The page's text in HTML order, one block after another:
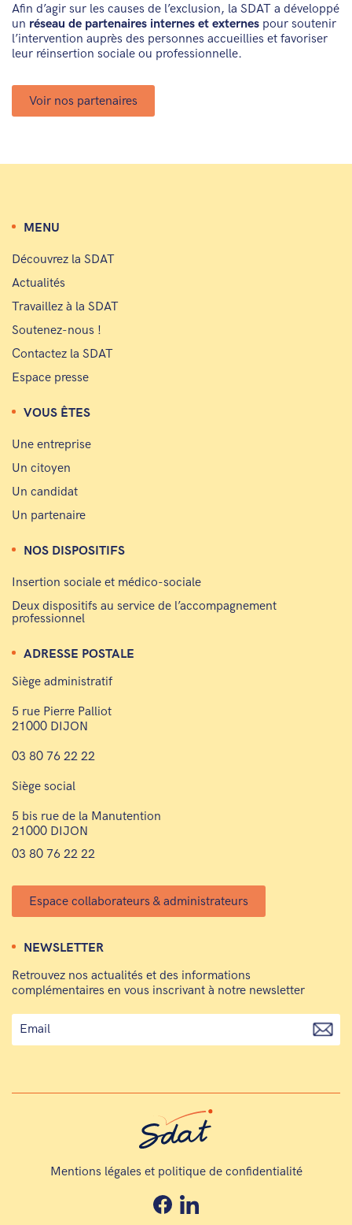
Afin d’agir sur les causes de l’exclusion, la SDAT a développé
un réseau de partenaires internes et externes pour soutenir
l’intervention auprès des personnes accueillies et favoriser
leur réinsertion sociale ou professionnelle.
Voir nos partenaires
MENU
Découvrez la SDAT
Actualités
Travaillez à la SDAT
Soutenez-nous !
Contactez la SDAT
Espace presse
VOUS ÊTES
Une entreprise
Un citoyen
Un candidat
Un partenaire
NOS DISPOSITIFS
Insertion sociale et médico-sociale
Deux dispositifs au service de l’accompagnement
professionnel
ADRESSE POSTALE
Siège administratif
5 rue Pierre Palliot
21000 DIJON
03 80 76 22 22
Siège social
5 bis rue de la Manutention
21000 DIJON
03 80 76 22 22
Espace collaborateurs & administrateurs
NEWSLETTER
Retrouvez nos actualités et des informations
complémentaires en vous inscrivant à notre newsletter
Mentions légales et politique de confidentialité